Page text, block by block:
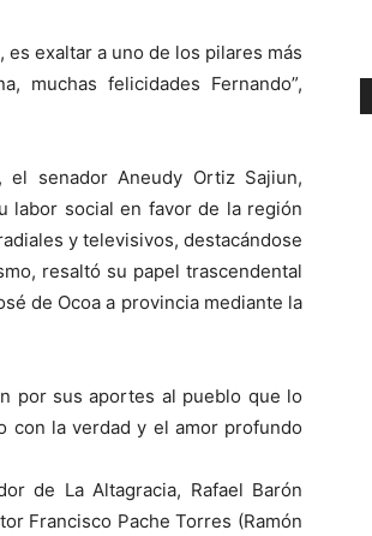
exaltar a uno de los pilares más
muchas felicidades Fernando”,
senador Aneudy Ortiz Sajiun,
labor social en favor de la región
y televisivos, destacándose
resaltó su papel trascendental
de Ocoa a provincia mediante la
por sus aportes al pueblo que lo
con la verdad y el amor profundo
de La Altagracia, Rafael Barón
Francisco Pache Torres (Ramón